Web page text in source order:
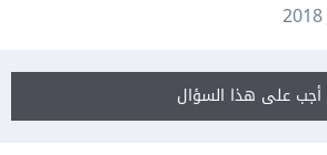
أجب على هذا السؤال